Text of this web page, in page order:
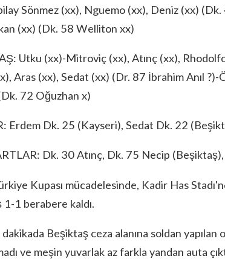
Sönmez (xx), Nguemo (xx), Deniz (xx)
(xx) (Dk. 58 Welliton xx)
Utku (xx)-Mitroviç (xx), Atınç (xx),
Aras (xx), Sedat (xx) (Dr. 87 İbrahim Anıl
72 Oğuzhan x)
Erdem Dk. 25 (Kayseri), Sedat Dk. 22
Dk. 30 Atınç, Dk. 75 Necip
Kupası mücadelesinde, Kadir Has
1-1 berabere kaldı.
dakikada Beşiktaş ceza alanına soldan
ve meşin yuvarlak az farkla yandan auta